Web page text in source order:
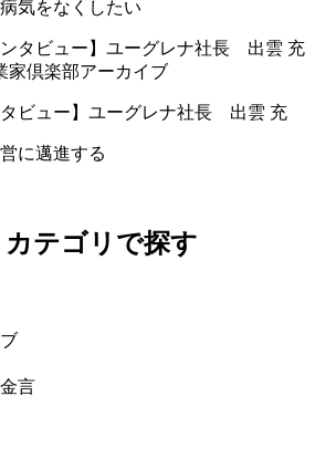
気をなくしたい
家倶楽部アーカイブ
タビュー】ユーグレナ社長 出雲 充
に邁進する
カテゴリで探す
言